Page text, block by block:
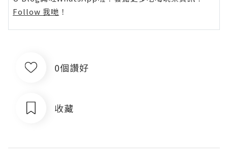
Follow 我哋 ！
0個讚好
收藏